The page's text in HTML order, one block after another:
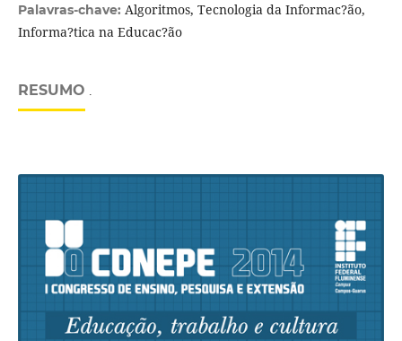
Palavras-chave: Algoritmos, Tecnologia da Informac?ão,
Informa?tica na Educac?ão
RESUMO .